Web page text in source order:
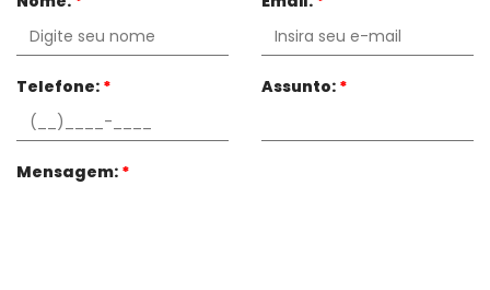
Telefone: * Assunto: *
Mensagem: *